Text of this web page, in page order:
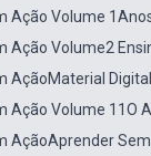
Ação Volume
Ação Volume2
AçãoMaterial
Ação Volume 11O
AçãoAprender